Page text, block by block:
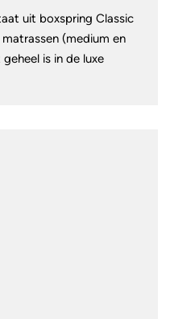
uit boxspring Classic
(medium en
is in de luxe